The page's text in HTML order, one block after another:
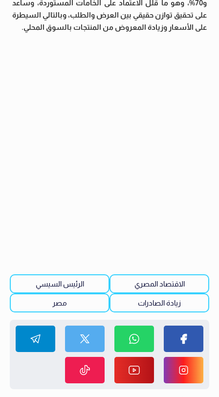
و70%، وهو ما قلّل الاعتماد على الخامات المستوردة، وساعد
على تحقيق توازن حقيقي بين العرض والطلب، وبالتالي السيطرة
على الأسعار وزيادة المعروض من المنتجات بالسوق المحلي.
الاقتصاد المصري الرئيس السيسي
زيادة الصادرات مصر